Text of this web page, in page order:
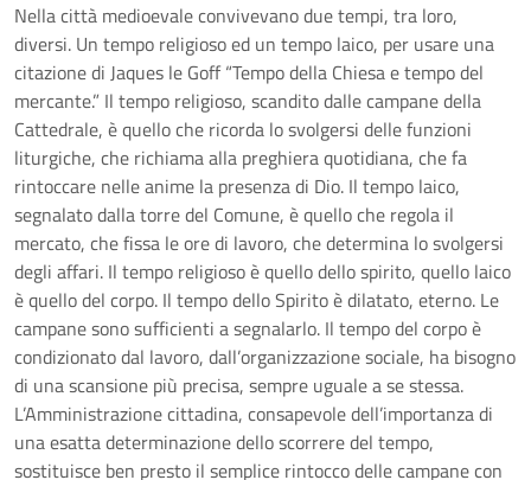
Nella città medioevale convivevano due tempi, tra loro,
diversi. Un tempo religioso ed un tempo laico, per usare una
citazione di Jaques le Goff “Tempo della Chiesa e tempo del
mercante.” Il tempo religioso, scandito dalle campane della
Cattedrale, è quello che ricorda lo svolgersi delle funzioni
liturgiche, che richiama alla preghiera quotidiana, che fa
rintoccare nelle anime la presenza di Dio. Il tempo laico,
segnalato dalla torre del Comune, è quello che regola il
mercato, che fissa le ore di lavoro, che determina lo svolgersi
degli affari. Il tempo religioso è quello dello spirito, quello laico
è quello del corpo. Il tempo dello Spirito è dilatato, eterno. Le
campane sono sufficienti a segnalarlo. Il tempo del corpo è
condizionato dal lavoro, dall’organizzazione sociale, ha bisogno
di una scansione più precisa, sempre uguale a se stessa.
L’Amministrazione cittadina, consapevole dell’importanza di
una esatta determinazione dello scorrere del tempo,
sostituisce ben presto il semplice rintocco delle campane con